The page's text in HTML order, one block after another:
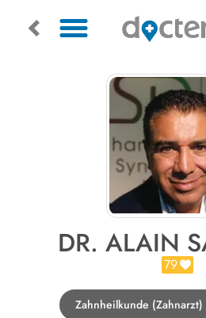
DR. ALAIN
79
Zahnheilkunde